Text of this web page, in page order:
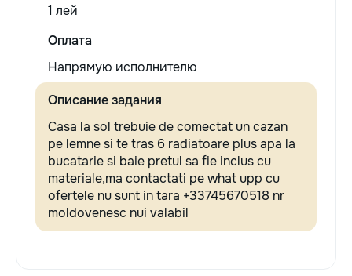
1 лей
Оплата
Напрямую исполнителю
Описание задания
Casa la sol trebuie de comectat un cazan
pe lemne si te tras 6 radiatoare plus apa la
bucatarie si baie pretul sa fie inclus cu
materiale,ma contactati pe what upp cu
ofertele nu sunt in tara +33745670518 nr
moldovenesc nui valabil